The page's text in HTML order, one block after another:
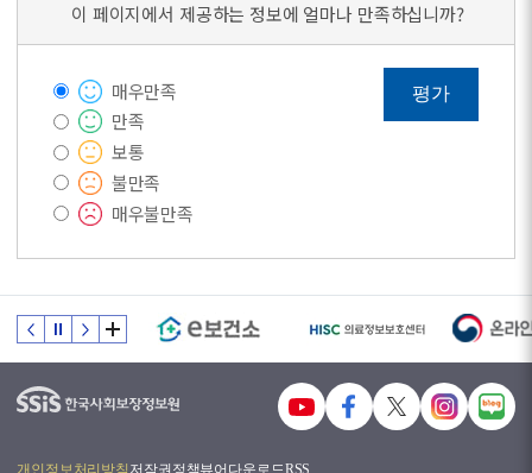
이 페이지에서 제공하는 정보에 얼마나 만족하십니까?
매우만족
만족
보통
불만족
매우불만족
평가
개인정보처리방침 저작권정책뷰어다운로드RSS